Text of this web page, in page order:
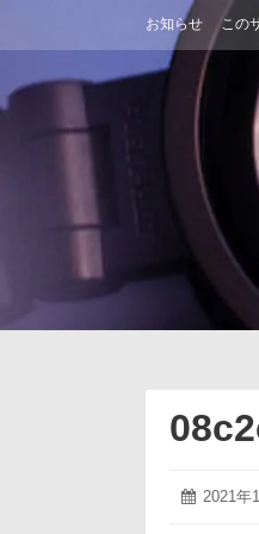
ン
ツ
お知らせ この
投
2021年